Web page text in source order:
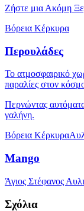
Ζήστε μια Ακόμη
Βόρεια Κέρκυρα
Περουλάδες
Το ατμοσφαιρικό
παραλίες στον
Περνώντας
γαλήνη.
Βόρεια Κέρκυρα
Mango
Άγιος Στέφανος
Σχόλια